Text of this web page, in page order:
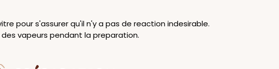
pour s'assurer qu'il n'y a pas de reaction indesirable.
vapeurs pendant la preparation.